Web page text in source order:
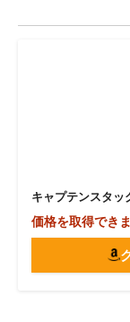
キャプテンスタッ
価格を取得でき